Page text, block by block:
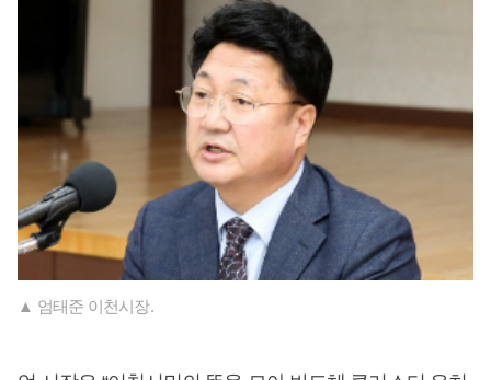
▲ 엄태준 이천시장.